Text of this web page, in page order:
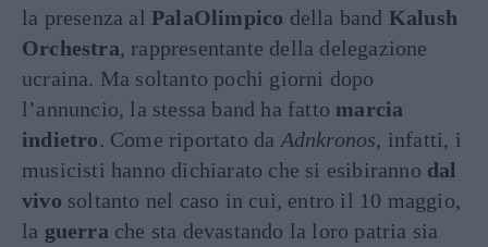
la presenza al PalaOlimpico della band Kalush
Orchestra, rappresentante della delegazione
ucraina. Ma soltanto pochi giorni dopo
l’annuncio, la stessa band ha fatto marcia
indietro. Come riportato da Adnkronos, infatti, i
musicisti hanno dichiarato che si esibiranno dal
vivo soltanto nel caso in cui, entro il 10 maggio,
la guerra che sta devastando la loro patria sia